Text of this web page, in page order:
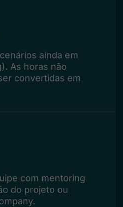
ainda em
As horas não
convertidas em
com mentoring
do projeto ou